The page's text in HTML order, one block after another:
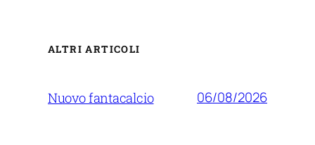
ALTRI ARTICOLI
Nuovo fantacalcio 06/08/2026